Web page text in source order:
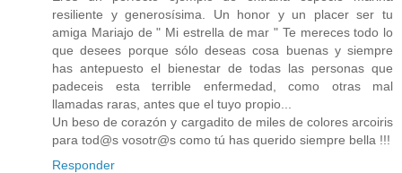
resiliente y generosísima. Un honor y un placer ser tu
amiga Mariajo de " Mi estrella de mar " Te mereces todo lo
que desees porque sólo deseas cosa buenas y siempre
has antepuesto el bienestar de todas las personas que
padeceis esta terrible enfermedad, como otras mal
llamadas raras, antes que el tuyo propio...
Un beso de corazón y cargadito de miles de colores arcoiris
para tod@s vosotr@s como tú has querido siempre bella !!!
Responder